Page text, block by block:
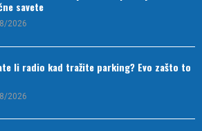
savete
2026
li radio kad tražite parking? Evo zašto to
2026